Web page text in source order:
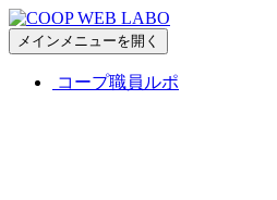
メインメニューを開く
コープ職員ルポ